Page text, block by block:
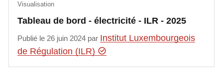
Tableau de bord - électricité - ILR - 2025
Visualisation
Publié le 26 juin 2024 par Institut Luxembourgeois
de Régulation (ILR)